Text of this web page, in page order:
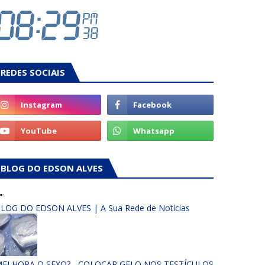
REDES SOCIAIS
BLOG DO EDSON ALVES
DO EDSON ALVES | A Sua Rede de Notícias